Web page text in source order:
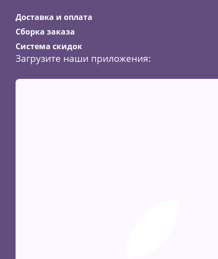
Доставка и оплата
Сборка заказа
Система скидок
Загрузите наши приложения: